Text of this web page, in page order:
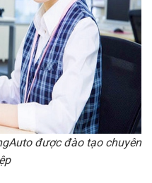
được đào tạo chuyên